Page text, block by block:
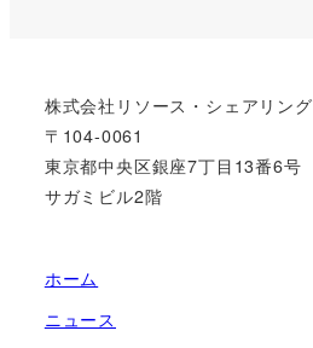
株式会社リソース・シェアリング
〒104-0061
東京都中央区銀座7丁目13番6号
サガミビル2階
ホーム
ニュース